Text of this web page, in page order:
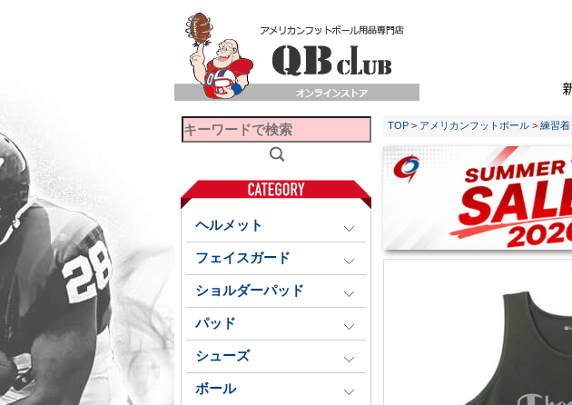
ヘルメット
フェイスガード
ショルダーパッド
パッド
シューズ
ボール
TOP > アメリカンフットボール > 練習着